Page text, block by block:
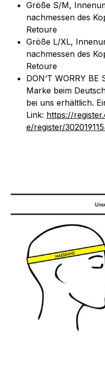
Größe S/M,
nachmessen des
Retoure
Größe L/XL,
nachmessen des
Retoure
DON‘T WORRY BE
Marke beim
bei uns erhältlich.
Link: https://
e/register/